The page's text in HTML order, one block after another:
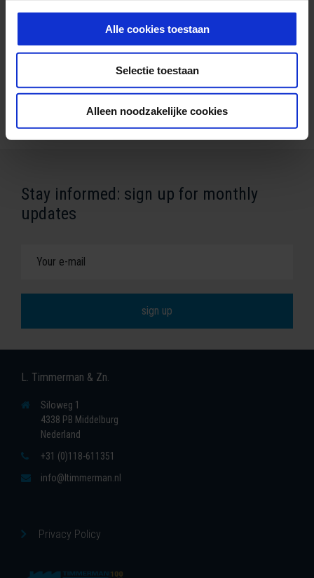
Alle cookies toestaan
Selectie toestaan
Alleen noodzakelijke cookies
Stay informed: sign up for monthly
updates
L. Timmerman & Zn.
Siloweg 1
4338 PB Middelburg
Nederland
+31 (0)118-611351
info@ltimmerman.nl
Privacy Policy